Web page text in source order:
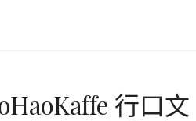
行口文